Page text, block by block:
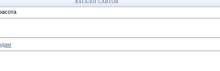
КАТАЛОГ САЙТОВ